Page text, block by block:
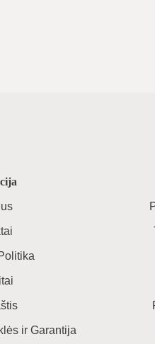
ir Garantija